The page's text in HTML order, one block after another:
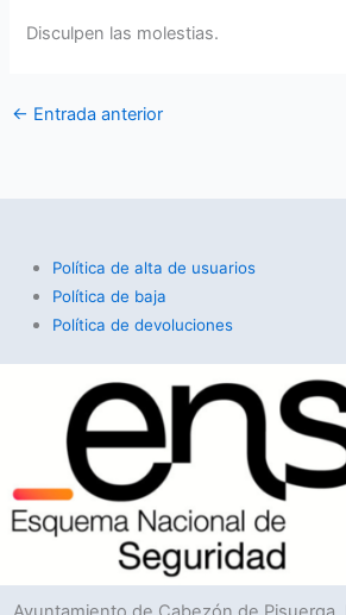
Disculpen las molestias.
← Entrada anterior
Política de alta de usuarios
Política de baja
Política de devoluciones